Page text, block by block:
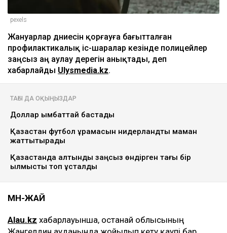
pexels
Жануарлар дүниесін қорғауға бағытталған
профилактикалық іс-шаралар кезінде полицейлер
заңсыз аң аулау дерегін анықтады, деп
хабарлайды Ulysmedia.kz.
ТАҒЫ ДА ОҚЫҢЫЗДАР
Доллар қымбаттай бастады
Қазақстан футбол құрамасын нидерландтық маман
жаттықтырады
Қазақстанда алтынды заңсыз өндірген тағы бір
қылмыстық топ ұсталды
МӘН-ЖАЙ
Alau.kz хабарлауынша, Қостанай облысының